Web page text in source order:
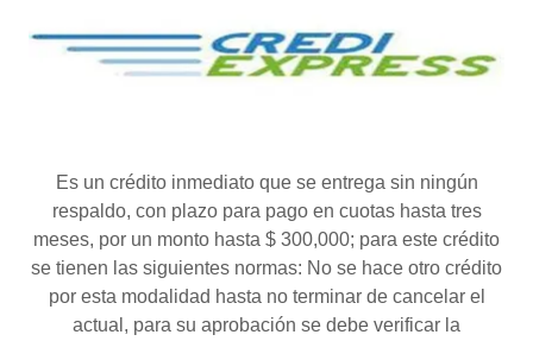
Es un crédito inmediato que se entrega sin ningún
respaldo, con plazo para pago en cuotas hasta tres
meses, por un monto hasta $ 300,000; para este crédito
se tienen las siguientes normas: No se hace otro crédito
por esta modalidad hasta no terminar de cancelar el
actual, para su aprobación se debe verificar la